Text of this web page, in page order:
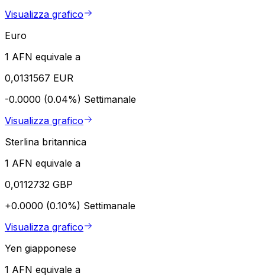
Visualizza grafico
Euro
1 AFN equivale a
0,0131567 EUR
-0.0000 (0.04%) Settimanale
Visualizza grafico
Sterlina britannica
1 AFN equivale a
0,0112732 GBP
+0.0000 (0.10%) Settimanale
Visualizza grafico
Yen giapponese
1 AFN equivale a